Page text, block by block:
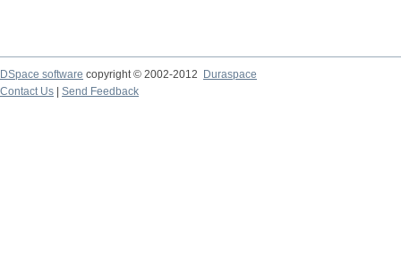
DSpace software copyright © 2002-2012
Duraspace
Contact Us
Send Feedback